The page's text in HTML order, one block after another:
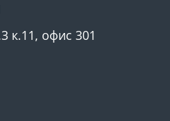
к.11, офис 301